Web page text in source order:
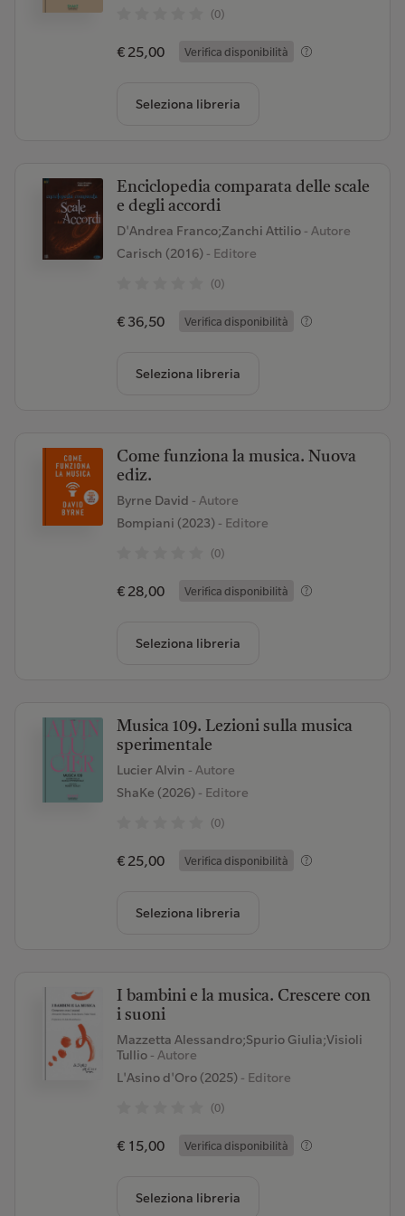
(0)
€ 25,00 Verifica disponibilità
Seleziona libreria
Enciclopedia comparata delle scale
e degli accordi
D'Andrea Franco;Zanchi Attilio - Autore
Carisch (2016)- Editore
(0)
€ 36,50 Verifica disponibilità
Seleziona libreria
Come funziona la musica. Nuova
ediz.
Byrne David - Autore
Bompiani (2023)- Editore
(0)
€ 28,00 Verifica disponibilità
Seleziona libreria
Musica 109. Lezioni sulla musica
sperimentale
Lucier Alvin - Autore
ShaKe (2026)- Editore
(0)
€ 25,00 Verifica disponibilità
Seleziona libreria
I bambini e la musica. Crescere con
i suoni
Mazzetta Alessandro;Spurio Giulia;Visioli
Tullio - Autore
L'Asino d'Oro (2025)- Editore
(0)
€ 15,00 Verifica disponibilità
Seleziona libreria